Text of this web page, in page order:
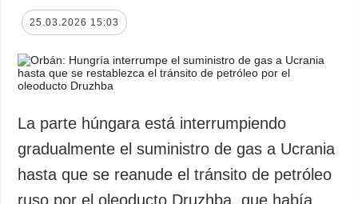
Economía
Defensa
Sociedad y
Cultura
Crimen
Desastres y
emergencias
protección de
datos personales
25.03.2026 15:03
La parte húngara está interrumpiendo
gradualmente el suministro de gas a Ucrania
hasta que se reanude el tránsito de petróleo
ruso por el oleoducto Druzhba, que había